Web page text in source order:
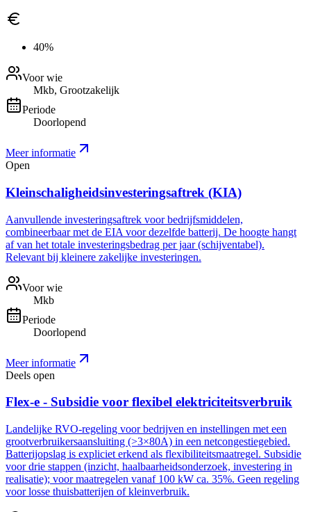
40%
Voor wie
Mkb, Grootzakelijk
Periode
Doorlopend
Meer informatie
Open
Kleinschaligheidsinvesteringsaftrek (KIA)
Aanvullende investeringsaftrek voor bedrijfsmiddelen,
combineerbaar met de EIA voor dezelfde batterij. De hoogte hangt
af van het totale investeringsbedrag per jaar (schijventabel).
Relevant bij kleinere zakelijke investeringen.
Voor wie
Mkb
Periode
Doorlopend
Meer informatie
Deels open
Flex-e - Subsidie voor flexibel elektriciteitsverbruik
Landelijke RVO-regeling voor bedrijven en instellingen met een
grootverbruikersaansluiting (>3×80A) in een netcongestiegebied.
Batterijopslag is expliciet erkend als flexibiliteitsmaatregel. Subsidie
voor drie stappen (inzicht, haalbaarheidsonderzoek, investering in
realisatie); voor maatregelen vanaf 100 kW ca. 35%. Geen regeling
voor losse thuisbatterijen of kleinverbruik.